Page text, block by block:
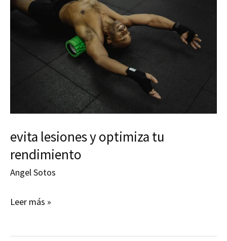
evita lesiones y optimiza tu
rendimiento
Angel Sotos
evita
y
Leer más »